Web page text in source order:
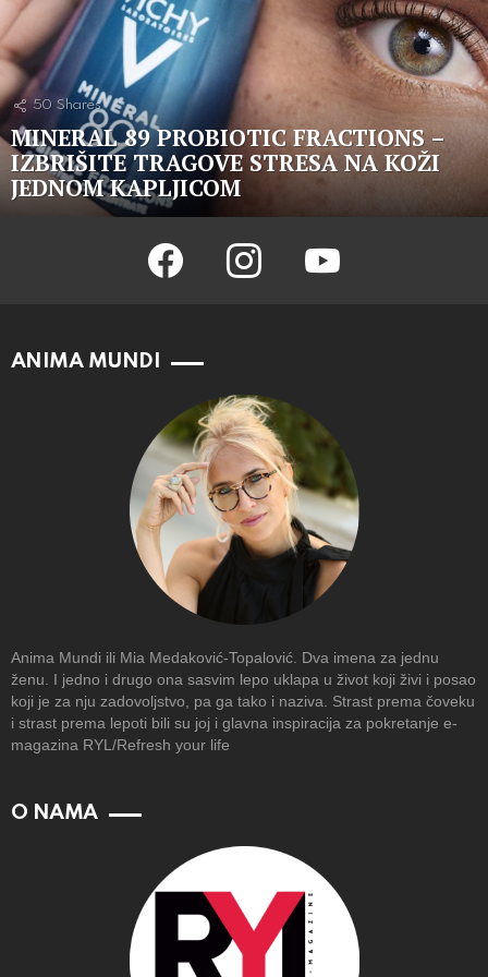
50 Shares
MINERAL 89 PROBIOTIC FRACTIONS –
IZBRIŠITE TRAGOVE STRESA NA KOŽI
JEDNOM KAPLJICOM
facebook instagram youtube
ANIMA MUNDI
Anima Mundi ili Mia Medaković-Topalović. Dva imena za jednu
ženu. I jedno i drugo ona sasvim lepo uklapa u život koji živi i posao
koji je za nju zadovoljstvo, pa ga tako i naziva. Strast prema čoveku
i strast prema lepoti bili su joj i glavna inspiracija za pokretanje e-
magazina RYL/Refresh your life
O NAMA